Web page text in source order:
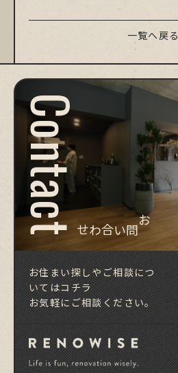
一覧へ戻る
Contact
お問い合わせ
お住まい探しやご相談につ
いてはコチラ
お気軽にご相談ください。